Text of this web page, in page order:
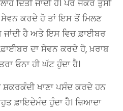
ਦਿਤੀ ਜਾਂਦੀ ਹੈ। ਪਰ ਜੇਕਰ ਤੁਸੀਂ
ਕਰਦੇ ਹੋ ਤਾਂ ਇਸ ਤੋਂ ਮਿਲਣ
ਜਾਂਦੀ ਹੈ ਅਤੇ ਇਸ ਵਿਚ ਫ਼ਾਈਬਰ
ਫ਼ਾਈਬਰ ਦਾ ਸੇਵਨ ਕਰਦੇ ਹੋ, ਖ਼ਰਾਬ
ਓਨਾ ਹੀ ਘੱਟ ਹੁੰਦਾ ਹੈ।
ਖਾਣਾ ਪਸੰਦ ਕਰਦੇ ਹਨ
ਫ਼ਾਇਦੇਮੰਦ ਹੁੰਦਾ ਹੈ। ਜ਼ਿਆਦਾ